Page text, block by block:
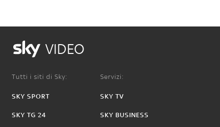
VIDEO
Tutti i siti di Sky:
SKY SPORT
SKY TG 24
Servizi:
SKY TV
SKY BUSINESS